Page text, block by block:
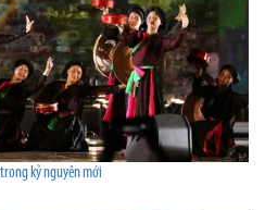
kỷ nguyên mới